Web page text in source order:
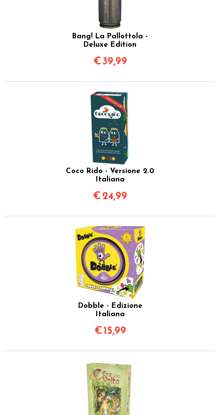
Bang! La Pallottola -
Deluxe Edition
€39,99
Coco Rido - Versione 2.0
Italiana
€ 24,99
Dobble - Edizione
Italiana
€ 15,99